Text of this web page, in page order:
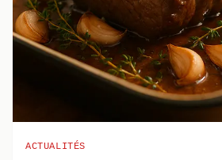
ACTUALITÉS